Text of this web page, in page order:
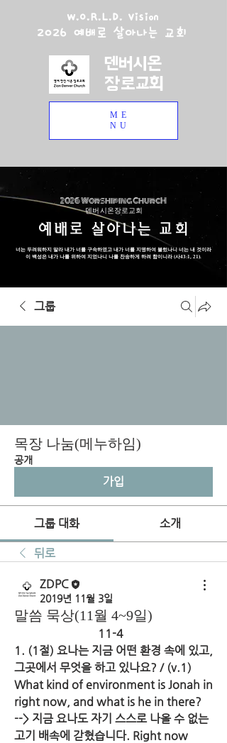
W.O.R.L.D. Vision
2026 예배로 살아나는 교회
덴버시온
장로교회
ME
NU
2026 Worshiping ChurcH
덴버 시온장로교회
예배로 살아나는 교회
너는 두려워하지 말라 내가 너를 구속하였고 내가 너를 지명하여 불렀나니 너는 내 것이라
이 백성은 내가 나를 위하여 지었나니 나를 찬송하게 하려 함이니라 (사43:1, 21).
그룹
목장 나눔(메누하임)
공개
가입
그룹 대화 소개
뒤로
ZDPC
2019년 11월 3일
말씀 묵상(11월 4~9일)
11-4
1. (1절) 요나는 지금 어떤 환경 속에 있고,
그곳에서 무엇을 하고 있나요? / (v.1)
What kind of environment is Jonah in
right now, and what is he in there?
--> 지금 요나도 자기 스스로 나올 수 없는
고기 배속에 갇혔습니다. Right now